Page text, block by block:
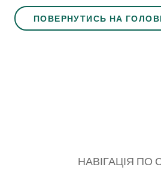
ПОВЕРНУТИСЬ НА
НАВІГАЦІЯ ПО